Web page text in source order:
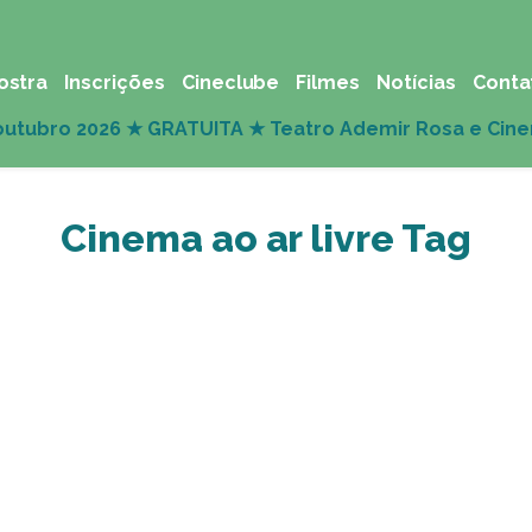
Inscrições Cineclube Filmes Notícias
Cinema ao ar livre Tag